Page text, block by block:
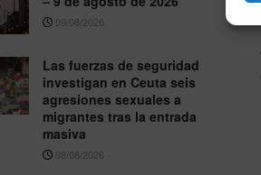
09/08/2026
Las fuerzas de seguridad
investigan en Ceuta seis
agresiones sexuales a
migrantes tras la entrada
masiva
08/08/2026